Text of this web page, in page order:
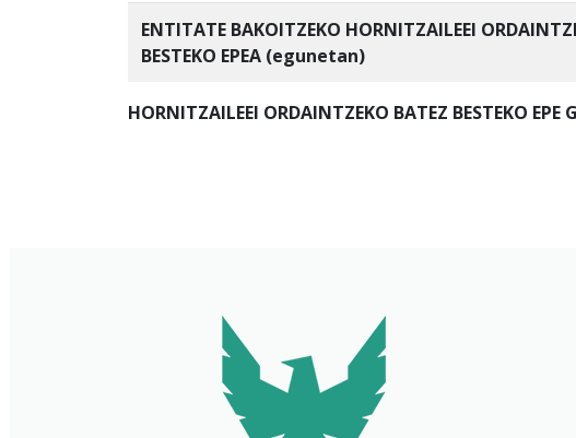
ENTITATE BAKOITZEKO HORNITZAILEEI
BESTEKO EPEA (egunetan)
HORNITZAILEEI ORDAINTZEKO BATEZ BESTEKO